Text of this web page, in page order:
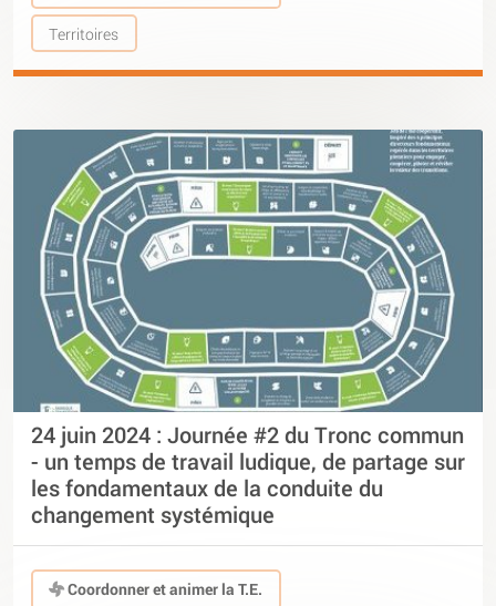
Territoires
24 juin 2024 : Journée #2 du Tronc commun
- un temps de travail ludique, de partage sur
les fondamentaux de la conduite du
changement systémique
Coordonner et animer la T.E.